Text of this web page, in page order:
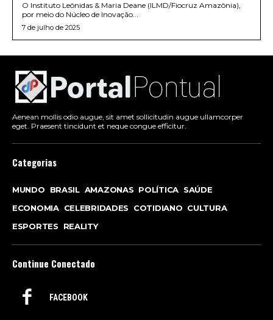
O Instituto Leônidas & Maria Deane (ILMD/Fiocruz Amazônia),
por meio do Núcleo de Inovação...
7 de julho de 2025
Aenean mollis odio augue, sit amet sollicitudin augue ullamcorper
eget. Praesent tincidunt et neque congue efficitur.
Categorias
MUNDO BRASIL AMAZONAS POLÍTICA SAÚDE
ECONOMIA CELEBRIDADES COTIDIANO CULTURA
ESPORTES
REALITY
Continue Conectado
FACEBOOK